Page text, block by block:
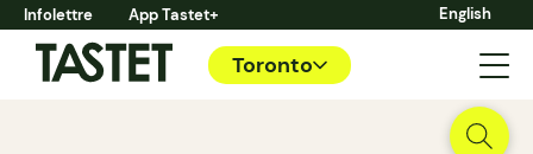
Infolettre App Tastet+ English
Toronto